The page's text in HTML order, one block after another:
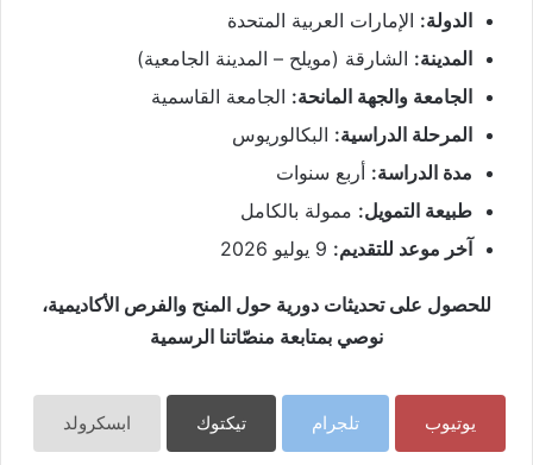
الدولة: الإمارات العربية المتحدة
المدينة: الشارقة (مويلح – المدينة الجامعية)
الجامعة والجهة المانحة: الجامعة القاسمية
المرحلة الدراسية: البكالوريوس
مدة الدراسة: أربع سنوات
طبيعة التمويل: ممولة بالكامل
آخر موعد للتقديم:
للحصول على تحديثات دورية حول المنح والفرص الأكاديمية،
نوصي بمتابعة منصّاتنا الرسمية
يوتيوب تلجرام تيكتوك ابسكرولد